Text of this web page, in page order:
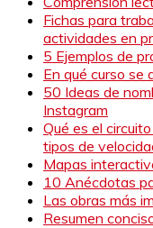
Fichas para
actividades en
5 Ejemplos de
En qué curso se
50 Ideas de
Instagram
Qué es el
tipos de
Mapas
10 Anécdotas
Las obras más
Resumen